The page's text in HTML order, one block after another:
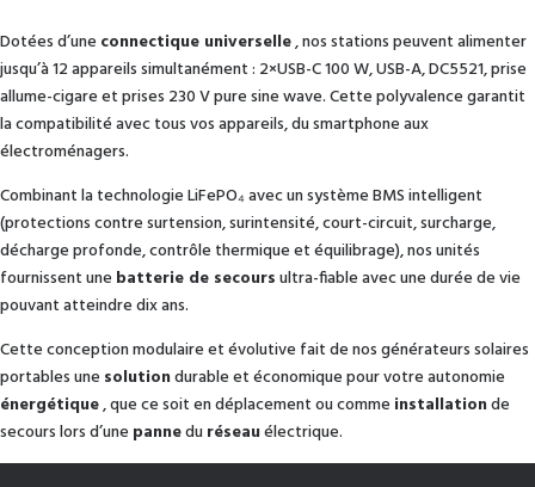
Dotées d’une connectique universelle, nos stations peuvent alimenter
jusqu’à 12 appareils simultanément : 2×USB-C 100 W, USB-A, DC5521, prise
allume-cigare et prises 230 V pure sine wave. Cette polyvalence garantit
la compatibilité avec tous vos appareils, du smartphone aux
électroménagers.
Combinant la technologie LiFePO₄ avec un système BMS intelligent
(protections contre surtension, surintensité, court-circuit, surcharge,
décharge profonde, contrôle thermique et équilibrage), nos unités
fournissent une batterie de secoursultra-fiable avec une durée de vie
pouvant atteindre dix ans.
Cette conception modulaire et évolutive fait de nos générateurs solaires
portables une solutiondurable et économique pour votre autonomie
énergétique, que ce soit en déplacement ou comme installationde
secours lors d’une panneduréseauélectrique.